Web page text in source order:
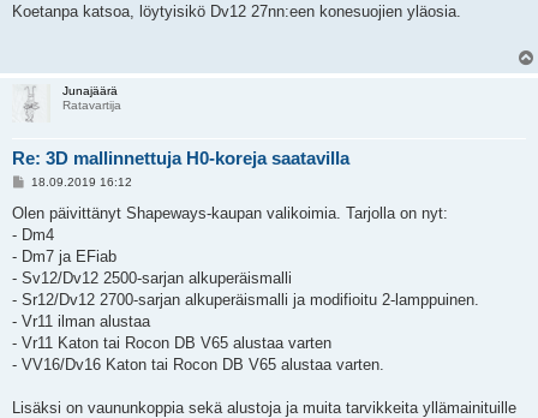
e
Koetanpa katsoa, löytyisikö Dv12 27nn:een konesuojien yläosia.
Junajäärä
Ratavartija
Re: 3D mallinnettuja H0-koreja saatavilla
V
e
t
i
18.09.2019 16:12
Olen päivittänyt Shapeways-kaupan valikoimia. Tarjolla on nyt:
- Dm4
- Dm7 ja EFiab
- Sv12/Dv12 2500-sarjan alkuperäismalli
- Sr12/Dv12 2700-sarjan alkuperäismalli ja modifioitu 2-lamppuinen.
- Vr11 ilman alustaa
- Vr11 Katon tai Rocon DB V65 alustaa varten
- VV16/Dv16 Katon tai Rocon DB V65 alustaa varten.
Lisäksi on vaununkoppia sekä alustoja ja muita tarvikkeita yllämainituille